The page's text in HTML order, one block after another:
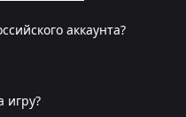
аккаунта?
игру?